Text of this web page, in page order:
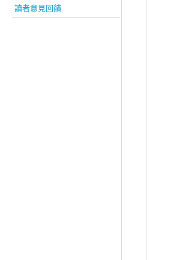
讀者意見回饋